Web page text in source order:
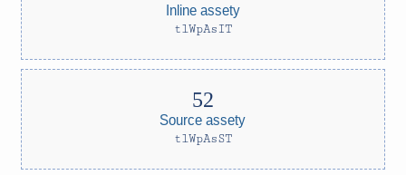
Inline assety
tlWpAsIT
Source assety
tlWpAsST